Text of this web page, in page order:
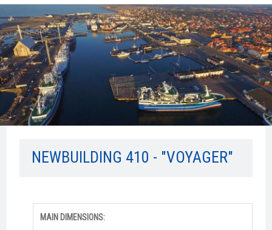
NEWBUILDING 410 - "VOYAGER"
MAIN DIMENSIONS: